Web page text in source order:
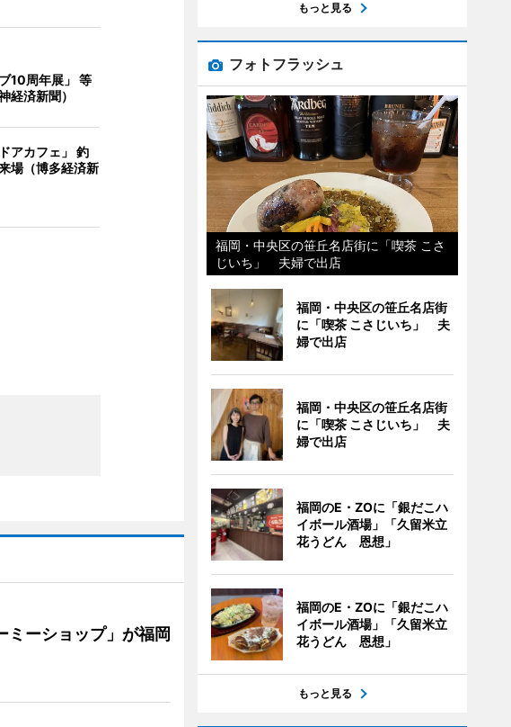
10周年展」 等
経済新聞）
アカフェ」 釣
場（博多経済新
ミーショップ」が福岡
もっと見る
フォトフラッシュ
福岡・中央区の笹丘名店街に「喫茶 こさ
じいち」 夫婦で出店
福岡・中央区の笹丘名店街
に「喫茶 こさじいち」 夫
婦で出店
福岡・中央区の笹丘名店街
に「喫茶 こさじいち」 夫
婦で出店
福岡のE・ZOに「銀だこハ
イボール酒場」「久留米立
花うどん 恩想」
福岡のE・ZOに「銀だこハ
イボール酒場」「久留米立
花うどん 恩想」
もっと見る